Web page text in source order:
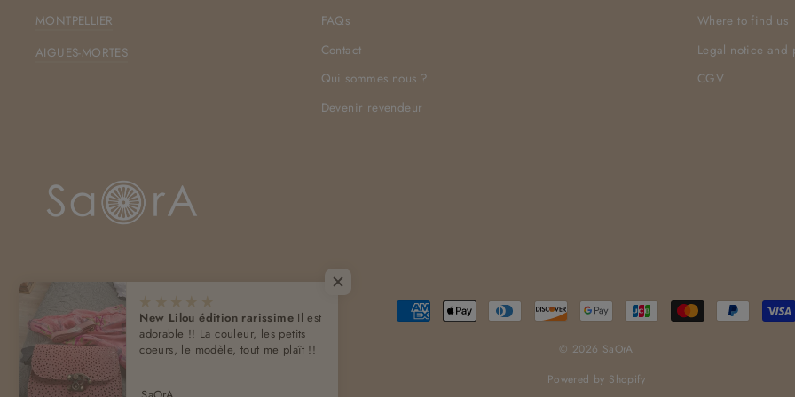
MONTPELLIER
AIGUES-MORTES
FAQs
Contact
Qui sommes nous ?
Devenir revendeur
Where to find us
Legal notice
CGV
© 2026 SaOrA
Powered by Shopify
New Lilou édition rarissimeIl est
adorable !! La couleur, les petits
coeurs, le modèle, tout me plaît !!